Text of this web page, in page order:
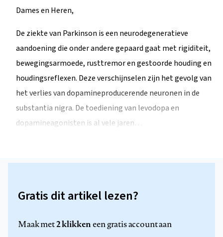
Dames en Heren,
De ziekte van Parkinson is een neurodegeneratieve
aandoening die onder andere gepaard gaat met rigiditeit,
bewegingsarmoede, rusttremor en gestoorde houding en
houdingsreflexen. Deze verschijnselen zijn het gevolg van
het verlies van dopamineproducerende neuronen in de
substantia nigra. De toediening van levodopa en
dopamineagonisten is al vele jaren…
Gratis dit artikel lezen?
Maak met2 klikkeneen gratis account aan